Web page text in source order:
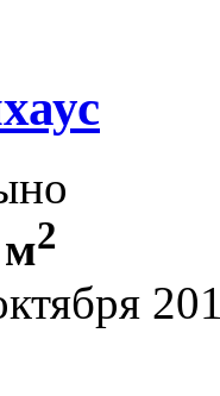
2